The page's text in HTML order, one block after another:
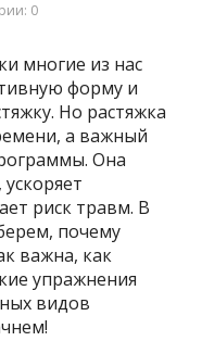
0
многие из нас
форму и
Но растяжка
а важный
Она
риск травм. В
почему
важна, как
упражнения
видов